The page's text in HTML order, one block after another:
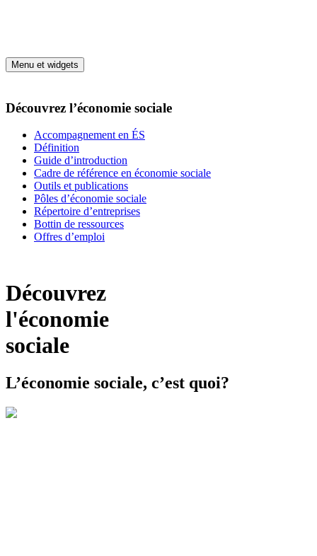
Menu et widgets
Découvrez l’économie sociale
Accompagnement en ÉS
Définition
Guide d’introduction
Cadre de référence en économie sociale
Outils et publications
Pôles d’économie sociale
Répertoire d’entreprises
Bottin de ressources
Offres d’emploi
Découvrez
l'économie
sociale
L’économie sociale, c’est quoi?